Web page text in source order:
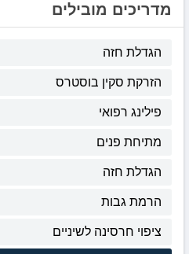
מדריכים מובילים
הגדלת חזה
הזרקת סקין בוסטרס
פילינג רפואי
מתיחת פנים
הגדלת חזה
הרמת גבות
ציפוי חרסינה לשיניים